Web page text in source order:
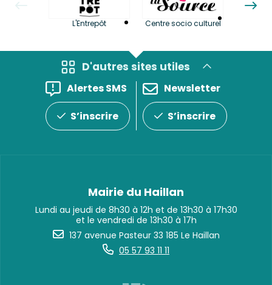
L'Entrepôt Centre socio culturel
D'autres sites utiles
Alertes SMS
S’inscrire
Newsletter
S’inscrire
Mairie du Haillan
Lundi au jeudi de 8h30 à 12h et de 13h30 à 17h30
et le vendredi de 13h30 à 17h
137 avenue Pasteur 33 185 Le Haillan
05 57 93 11 11